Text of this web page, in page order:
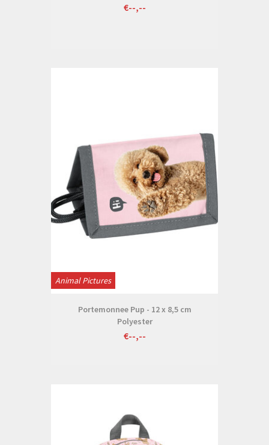
€--,--
Animal Pictures
Portemonnee Pup - 12 x 8,5 cm
Polyester
€--,--